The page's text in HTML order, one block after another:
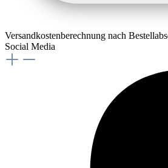
Versandkostenberechnung nach
Social Media